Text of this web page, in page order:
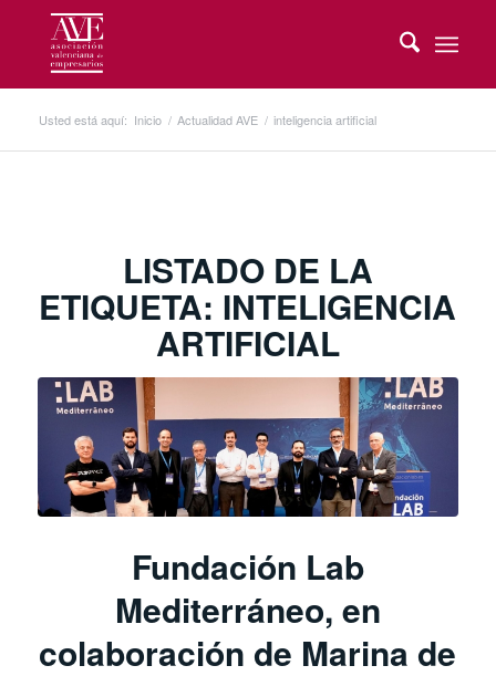
Usted está aquí: Inicio / Actualidad AVE / inteligencia artificial
LISTADO DE LA
ETIQUETA: INTELIGENCIA
ARTIFICIAL
Fundación Lab
Mediterráneo, en
colaboración de Marina de